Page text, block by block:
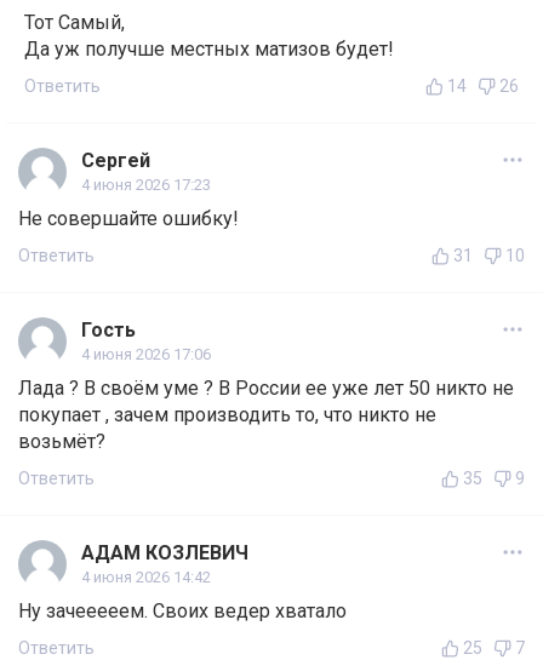
Тот Самый,
Да уж получше местных матизов будет!
Ответить 14 26
Сергей
4 июня 2026 17:23
Не совершайте ошибку!
Ответить 31 10
Гость
4 июня 2026 17:06
Лада ? В своём уме ? В России ее уже лет 50 никто не
покупает , зачем производить то, что никто не
возьмёт?
Ответить 35 9
АДАМ КОЗЛЕВИЧ
4 июня 2026 14:42
Ну зачееееем. Своих ведер хватало
Ответить 25 7